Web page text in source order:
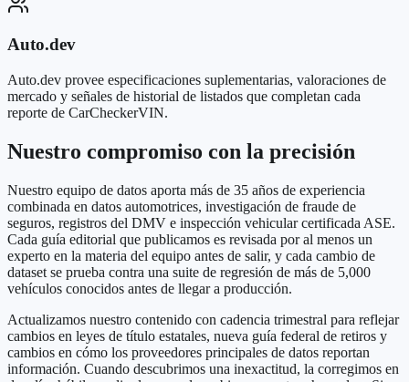
Auto.dev
Auto.dev provee especificaciones suplementarias, valoraciones de
mercado y señales de historial de listados que completan cada
reporte de CarCheckerVIN.
Nuestro compromiso con la precisión
Nuestro equipo de datos aporta más de 35 años de experiencia
combinada en datos automotrices, investigación de fraude de
seguros, registros del DMV e inspección vehicular certificada ASE.
Cada guía editorial que publicamos es revisada por al menos un
experto en la materia del equipo antes de salir, y cada cambio de
dataset se prueba contra una suite de regresión de más de 5,000
vehículos conocidos antes de llegar a producción.
Actualizamos nuestro contenido con cadencia trimestral para reflejar
cambios en leyes de título estatales, nueva guía federal de retiros y
cambios en cómo los proveedores principales de datos reportan
información. Cuando descubrimos una inexactitud, la corregimos en